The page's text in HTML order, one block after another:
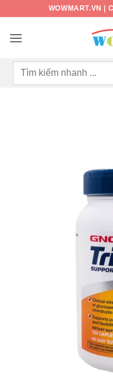
nội
WOWMART.VN |
Tìm